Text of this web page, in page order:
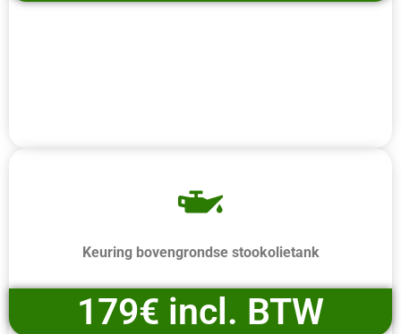
Keuring bovengrondse stookolietank
179€ incl. BTW